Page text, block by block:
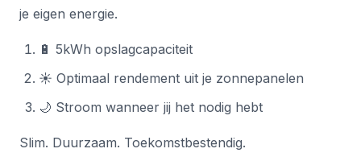
je eigen energie.
🔋 5kWh opslagcapaciteit
☀️ Optimaal rendement uit je zonnepanelen
🌙 Stroom wanneer jij het nodig hebt
Slim. Duurzaam. Toekomstbestendig.